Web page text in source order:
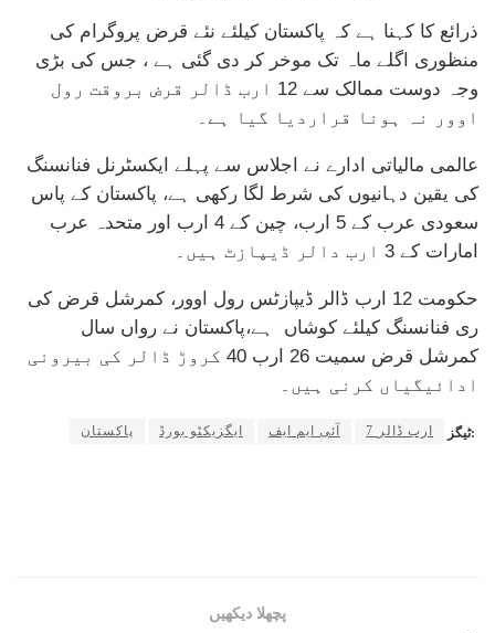
ذرائع کا کہنا ہے کہ پاکستان کیلئے نئے قرض پروگرام کی
منظوری اگلے ماہ تک موخر کر دی گئی ہے ، جس کی بڑی
وجہ دوست ممالک سے 12 ارب ڈالر قرض بروقت رول
اوور نہ ہونا قراردیا گیا ہے۔
عالمی مالیاتی ادارے نے اجلاس سے پہلے ایکسٹرنل فنانسنگ
کی یقین دہانیوں کی شرط لگا رکھی ہے، پاکستان کے پاس
سعودی عرب کے 5 ارب، چین کے 4 ارب اور متحدہ عرب
امارات کے 3 ارب دالر ڈیپازٹ ہیں۔
حکومت 12 ارب ڈالر ڈیپازٹس رول اوور، کمرشل قرض کی
ری فنانسنگ کیلئے کوشاں ہے،پاکستان نے رواں سال
کمرشل قرض سمیت 26 ارب 40 کروڑ ڈالر کی بیرونی
ادائیگیاں کرنی ہیں۔
ٹیگز: 7 ارب ڈالر آئی ایم ایف ایگزیکٹو بورڈ پاکستان
پچھلا دیکھیں